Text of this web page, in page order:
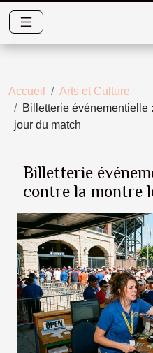
Accueil
Arts et Culture
Billetterie événementielle
jour du match
Billetterie
contre la montre